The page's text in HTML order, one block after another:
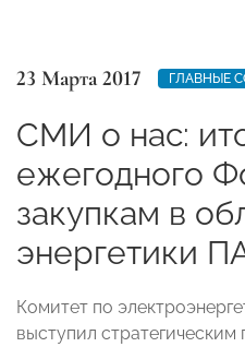
23 Марта 2017 ГЛАВНЫЕ
СМИ о нас:
ежегодного
закупкам в
энергетики
Комитет по
выступил